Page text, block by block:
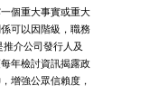
個重大事實或重大
可以因階級，職務
介公司發行人及
年檢討資訊揭露政
增強公眾信賴度，